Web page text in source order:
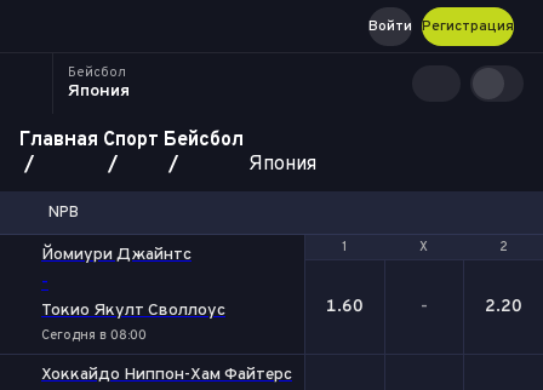
Регистрация
Войти
Бейсбол
Япония
Главная Спорт Бейсбол
Япония
NPB
1 Х 2
Йомиури Джайнтс
-
Токио Якулт Своллоус
Сегодня в 08:00
1 Х 2
1.60 - 2.20
Хоккайдо Ниппон-Хам Файтерс